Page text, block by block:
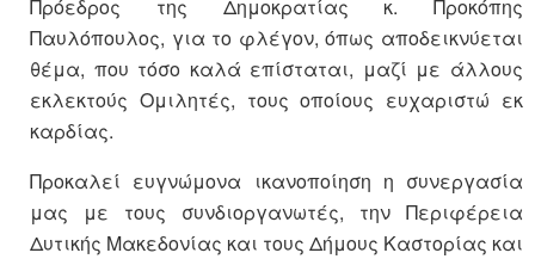
Πρόεδρος της Δημοκρατίας κ. Προκόπης
Παυλόπουλος, για το φλέγον, όπως αποδεικνύεται
θέμα, που τόσο καλά επίσταται, μαζί με άλλους
εκλεκτούς Ομιλητές, τους οποίους ευχαριστώ εκ
καρδίας.
Προκαλεί ευγνώμονα ικανοποίηση η συνεργασία
μας με τους συνδιοργανωτές, την Περιφέρεια
Δυτικής Μακεδονίας και τους Δήμους Καστορίας και